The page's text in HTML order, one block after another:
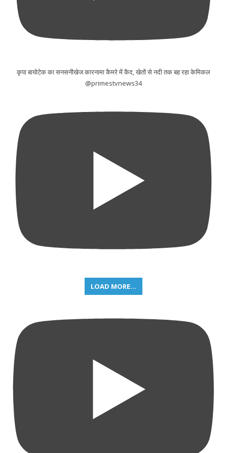
कृपा बायोटेक का सनसनीखेज कारनामा कैमरे में कैद, खेतों से नदी तक बह रहा केमिकल
@primestvnews34
LOAD MORE...